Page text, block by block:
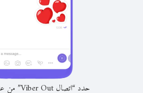
حدد “اتصال Viber Out” من عنوان المحادثة